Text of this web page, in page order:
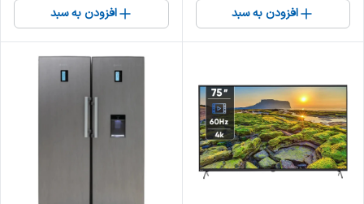
افزودن به سبد افزودن به سبد